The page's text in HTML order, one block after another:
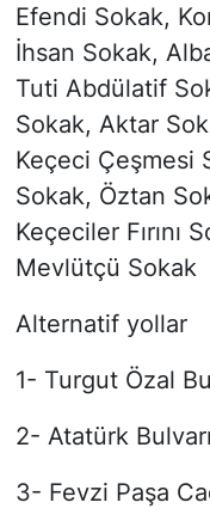
Efendi Sokak,
İhsan Sokak,
Tuti Abdülatif
Sokak, Aktar
Keçeci Çeşmesi
Sokak, Öztan
Keçeciler Fırını
Mevlütçü Sokak
Alternatif yollar
1- Turgut Özal
2- Atatürk Bulvarı
3- Fevzi Paşa